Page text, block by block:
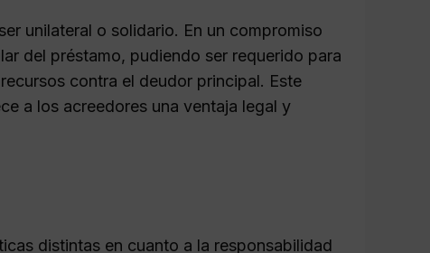
unilateral o solidario. En un compromiso
del préstamo, pudiendo ser requerido para
contra el deudor principal. Este
a los acreedores una ventaja legal y
distintas en cuanto a la responsabilidad